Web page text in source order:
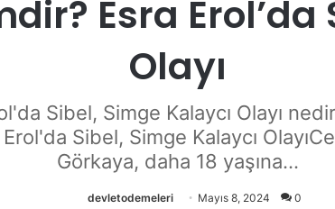
Esra Erol’da
Olayı
Sibel, Simge Kalaycı Olayı
Sibel, Simge Kalaycı
Görkaya, daha 18 yaşına...
devletodemeleri Mayıs 8, 2024 0